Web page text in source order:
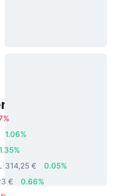
1.06%
314,25 €
0.05%
€
0.66%